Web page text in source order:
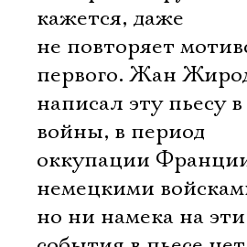
кажется, даже
не повторяет
первого. Жан
написал эту пьесу
войны, в период
оккупации
немецкими
но ни намека на эти